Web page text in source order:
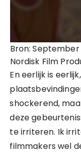
Bron:
Nordisk Film
En eerlijk is
shockerend,
deze
te irriteren. Ik
filmmakers wel